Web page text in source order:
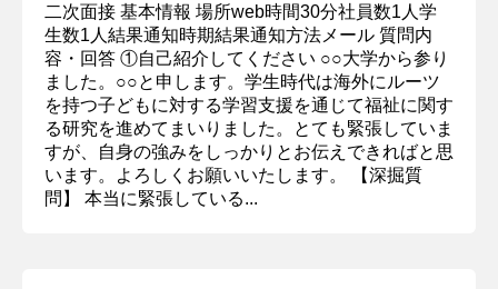
二次面接 基本情報 場所web時間30分社員数1人学
生数1人結果通知時期結果通知方法メール 質問内
容・回答 ①自己紹介してください ○○大学から参り
ました。○○と申します。学生時代は海外にルーツ
を持つ子どもに対する学習支援を通じて福祉に関す
る研究を進めてまいりました。とても緊張していま
すが、自身の強みをしっかりとお伝えできればと思
います。よろしくお願いいたします。 【深掘質
問】 本当に緊張している...